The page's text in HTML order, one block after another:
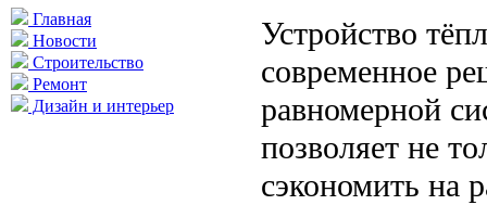
Главная
Новости
Строительство
Ремонт
Дизайн и интерьер
Устройство
современное
равномерной
позволяет не
сэкономить на